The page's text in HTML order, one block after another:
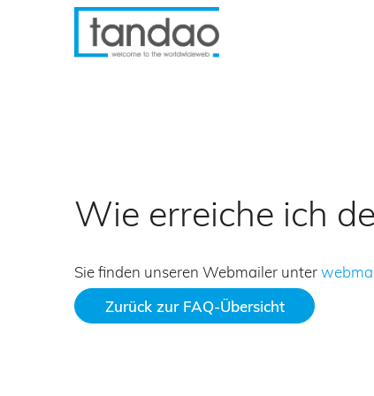
Wie erreiche ich
Sie finden unseren Webmailer unter
Zurück zur FAQ-Übersicht